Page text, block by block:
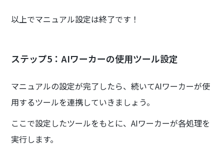
以上でマニュアル設定は終了です！
ステップ5：AIワーカーの使用ツール設定
マニュアルの設定が完了したら、続いてAIワーカーが使
用するツールを連携していきましょう。
ここで設定したツールをもとに、AIワーカーが各処理を
実行します。